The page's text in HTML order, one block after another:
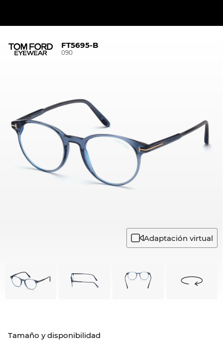
FT5695-B
090
Adaptación virtual
Tamaño y disponibilidad